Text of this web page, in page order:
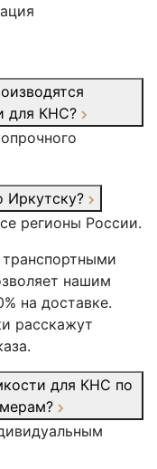
для КНС?
Иркутску?
регионы России.
нашим
на доставке.
расскажут
для КНС по